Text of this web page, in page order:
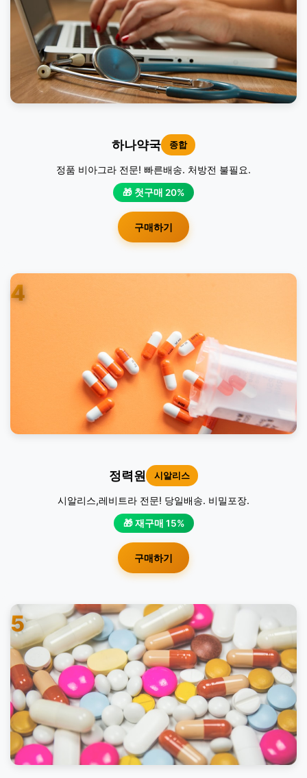
하나약국 종합
정품 비아그라 전문! 빠른배송. 처방전 불필요.
🎁 첫구매 20%
구매하기
4
정력원 시알리스
시알리스,레비트라 전문! 당일배송. 비밀포장.
🎁 재구매 15%
구매하기
5